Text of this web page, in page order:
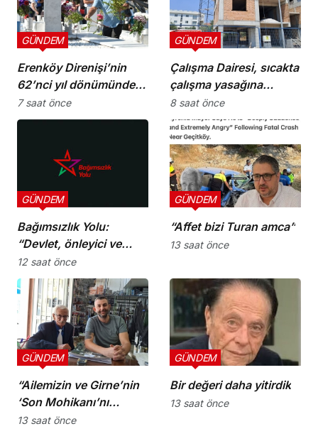
Erenköy Direnişi’nin
62’nci yıl dönümünde
şehitler törenle anıldı
GÜNDEM
7 saat önce
Çalışma Dairesi, sıcakta
çalışma yasağına
uymayan 19 iş yerine
uyarı verdi
GÜNDEM
8 saat önce
Bağımsızlık Yolu:
“Devlet, önleyici ve
koruyucu
sorumluluklarını yerine
getirmeli”
GÜNDEM
12 saat önce
“Affet bizi Turan amca”
GÜNDEM
13 saat önce
“Ailemizin ve Girne’nin
‘Son Mohikanı’nı
kaybettik”
GÜNDEM
13 saat önce
Bir değeri daha yitirdik
GÜNDEM
13 saat önce